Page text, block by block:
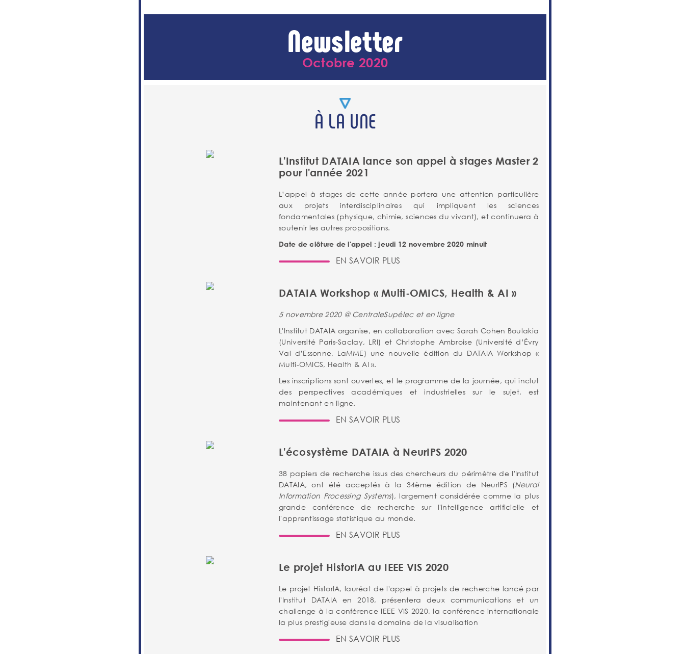
Newsletter
Octobre 2020
À LA UNE
L'Institut DATAIA lance son appel à stages Master 2
pour l'année 2021
L’appel à stages de cette année portera une attention particulière
aux projets interdisciplinaires qui impliquent les sciences
fondamentales (physique, chimie, sciences du vivant), et continuera à
soutenir les autres propositions.
Date de clôture de l'appel : jeudi 12 novembre 2020 minuit
EN SAVOIR PLUS
DATAIA Workshop « Multi-OMICS, Health & AI »
5 novembre 2020 @ CentraleSupélec et en ligne
L'Institut DATAIA organise, en collaboration avec Sarah Cohen Boulakia
(Université Paris-Saclay, LRI) et Christophe Ambroise (Université d’Évry
Val d’Essonne, LaMME) une nouvelle édition du DATAIA Workshop «
Multi-OMICS, Health & AI ».
Les inscriptions sont ouvertes, et le programme de la journée, qui inclut
des perspectives académiques et industrielles sur le sujet, est
maintenant en ligne.
EN SAVOIR PLUS
L'écosystème DATAIA à NeurIPS 2020
38 papiers de recherche issus des chercheurs du périmètre de l'Institut
DATAIA, ont été acceptés à la 34ème édition de NeurIPS (Neural
Information Processing Systems), largement considérée comme la plus
grande conférence de recherche sur l'intelligence artificielle et
l'apprentissage statistique au monde.
EN SAVOIR PLUS
Le projet HistorIA au IEEE VIS 2020
Le projet HistorIA, lauréat de l'appel à projets de recherche lancé par
l'Institut DATAIA en 2018, présentera deux communications et un
challenge à la conférence IEEE VIS 2020, la conférence internationale
la plus prestigieuse dans le domaine de la visualisation
EN SAVOIR PLUS